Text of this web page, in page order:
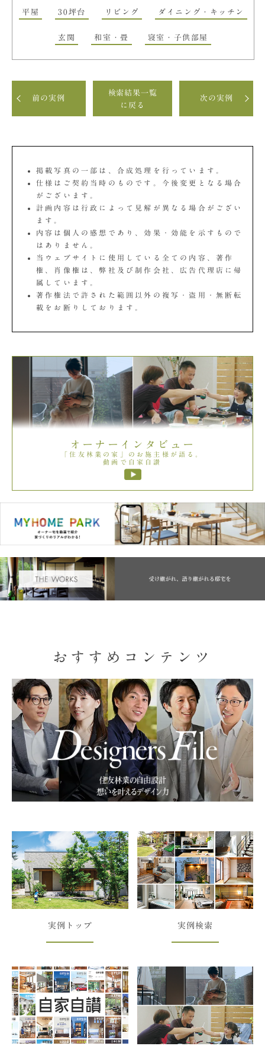
平屋 30坪台 リビング ダイニング・キッチン
玄関 和室・畳 寝室・子供部屋
前の実例
検索結果一覧
に戻る
次の実例
掲載写真の一部は、合成処理を行っています。
仕様はご契約当時のものです。今後変更となる場合
がございます。
計画内容は行政によって見解が異なる場合がござい
ます。
内容は個人の感想であり、効果・効能を示すもので
はありません。
当ウェブサイトに使用している全ての内容、著作
権、肖像権は、弊社及び制作会社、広告代理店に帰
属しています。
著作権法で許された範囲以外の複写・盗用・無断転
載をお断りしております。
オーナーインタビュー
「住友林業の家」のお施主様が語る。
動画で自家自讃
おすすめコンテンツ
実例トップ 実例検索